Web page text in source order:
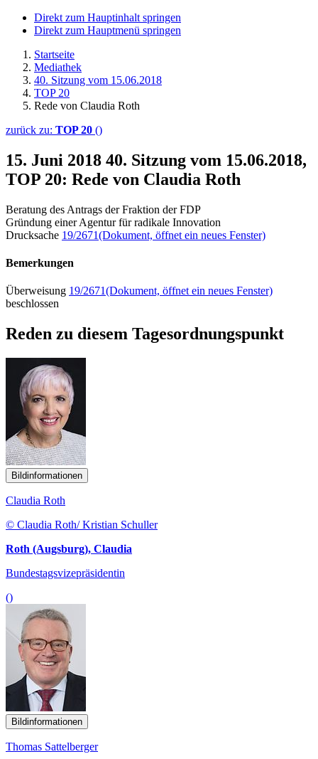
Direkt zum Hauptinhalt springen
Direkt zum Hauptmenü springen
Startseite
Mediathek
40. Sitzung vom 15.06.2018
TOP 20
Rede von Claudia Roth
zurück zu: TOP 20 ()
15. Juni 2018 40. Sitzung vom 15.06.2018,
TOP 20: Rede von Claudia Roth
Beratung des Antrags der Fraktion der FDP
Gründung einer Agentur für radikale Innovation
Drucksache 19/2671(Dokument, öffnet ein neues Fenster)
Bemerkungen
Überweisung 19/2671(Dokument, öffnet ein neues Fenster)
beschlossen
Reden zu diesem Tagesordnungspunkt
Bildinformationen
Claudia Roth
© Claudia Roth/ Kristian Schuller
Roth (Augsburg), Claudia
Bundestagsvizepräsidentin
()
Bildinformationen
Thomas Sattelberger